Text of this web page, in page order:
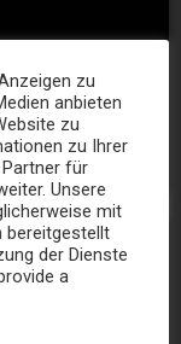
zu
anbieten
zu
zu Ihrer
für
Unsere
mit
bereitgestellt
der Dienste
a